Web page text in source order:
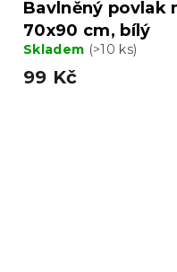
Bavlněný povlak
70x90 cm, bílý
Skladem (>10 ks)
99 Kč